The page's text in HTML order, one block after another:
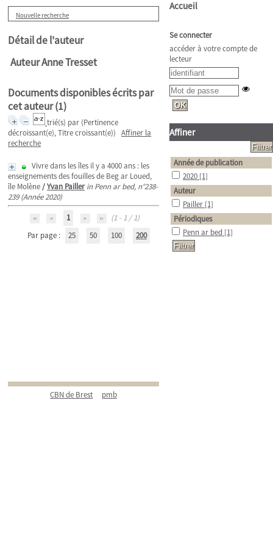
Nouvelle recherche
Détail de l'auteur
Auteur Anne Tresset
Documents disponibles écrits par
cet auteur (1)
trié(s) par (Pertinence
décroissant(e), Titre croissant(e)) Affiner la
recherche
Vivre dans les îles il y a 4000 ans : les
enseignements des fouilles de Beg ar Loued,
île Molène/Yvan Pailler in Penn ar bed, n°238-
239 (Année 2020)
1
(1 - 1 / 1)
Par page :
25 50 100 200
CBN de Brest pmb
Accueil
Se connecter
accéder à votre compte de
lecteur
Affiner
Année de publication
2020 [1]
Auteur
Pailler [1]
Périodiques
Penn ar bed [1]